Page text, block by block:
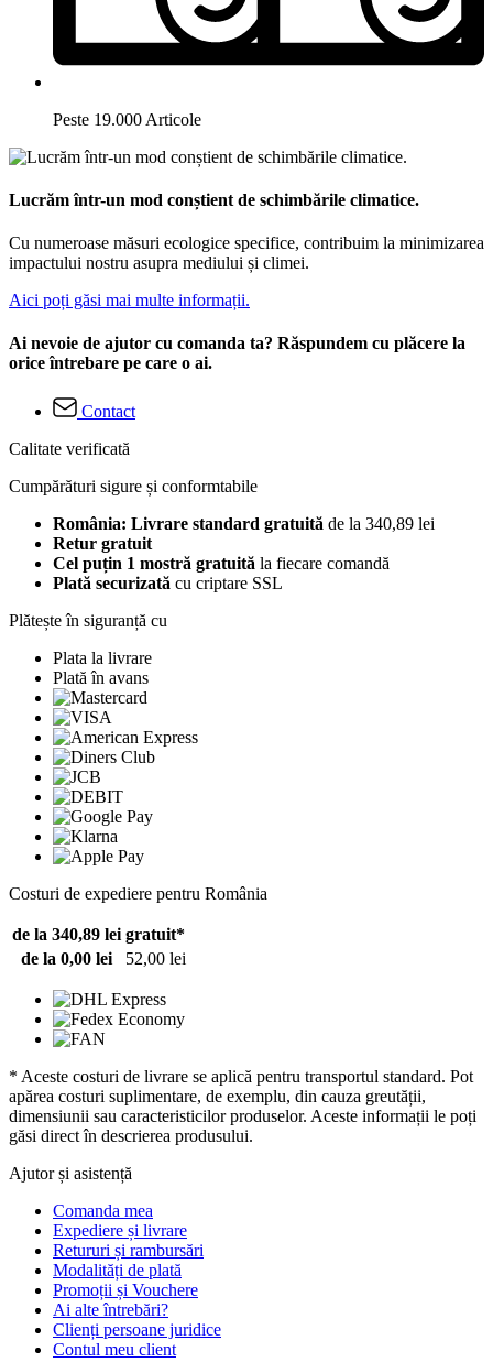
Peste 19.000 Articole
Lucrăm într-un mod conștient de schimbările climatice.
Cu numeroase măsuri ecologice specifice, contribuim la minimizarea
impactului nostru asupra mediului și climei.
Aici poți găsi mai multe informații.
Ai nevoie de ajutor cu comanda ta? Răspundem cu plăcere la
orice întrebare pe care o ai.
Contact
Calitate verificată
Cumpărături sigure și conformtabile
România: Livrare standard gratuită de la 340,89 lei
Retur gratuit
Cel puțin 1 mostră gratuită la fiecare comandă
Plată securizată cu criptare SSL
Plătește în siguranță cu
Plata la livrare
Plată în avans
Costuri de expediere pentru România
de la 340,89 lei gratuit*
de la 0,00 lei
52,00 lei
* Aceste costuri de livrare se aplică pentru transportul standard. Pot
apărea costuri suplimentare, de exemplu, din cauza greutății,
dimensiunii sau caracteristicilor produselor. Aceste informații le poți
găsi direct în descrierea produsului.
Ajutor și asistență
Comanda mea
Expediere și livrare
Retururi și rambursări
Modalități de plată
Promoții și Vouchere
Ai alte întrebări?
Clienți persoane juridice
Contul meu client